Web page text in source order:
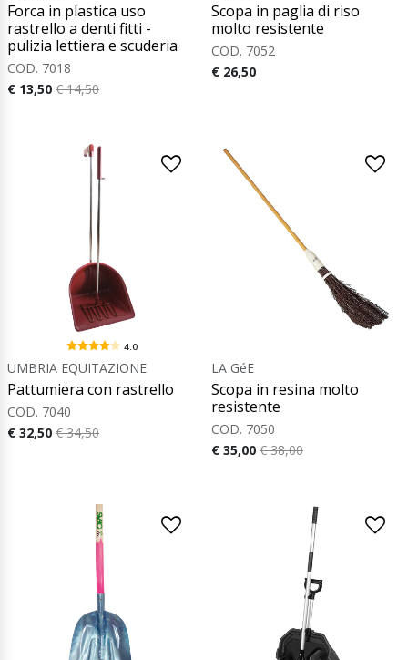
Forca in plastica uso
rastrello a denti fitti -
pulizia lettiera e scuderia
COD. 7018
€ 13,50 € 14,50
Scopa in paglia di riso
molto resistente
COD. 7052
€ 26,50
4.0
UMBRIA EQUITAZIONE
Pattumiera con rastrello
COD. 7040
€ 32,50 € 34,50
LA GéE
Scopa in resina molto
resistente
COD. 7050
€ 35,00 € 38,00